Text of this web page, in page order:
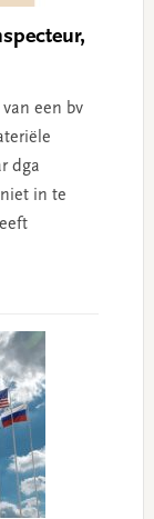
een bv
dga
in te